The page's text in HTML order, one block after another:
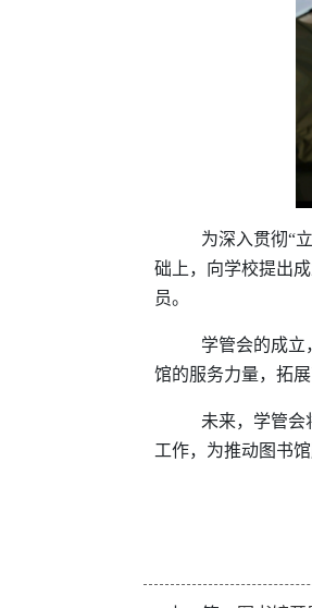
为深入贯彻“
础上，向学校提出
员。
学管会的成立
馆的服务力量，拓
未来，学管会
工作，为推动图书